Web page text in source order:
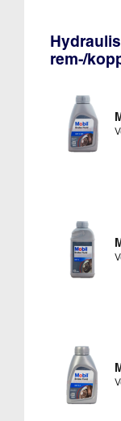
rem-/